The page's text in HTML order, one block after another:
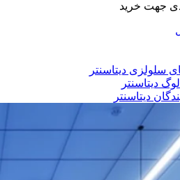
جهت خرید
سلولزی دیتاسنتر
دیتاسنتر
دیتاسنتر